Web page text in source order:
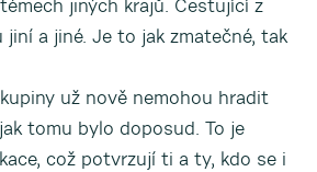
jiných krajů. Cestující z
jiní a jiné. Je to jak zmatečné, tak
už nově nemohou hradit
tomu bylo doposud. To je
což potvrzují ti a ty, kdo se i